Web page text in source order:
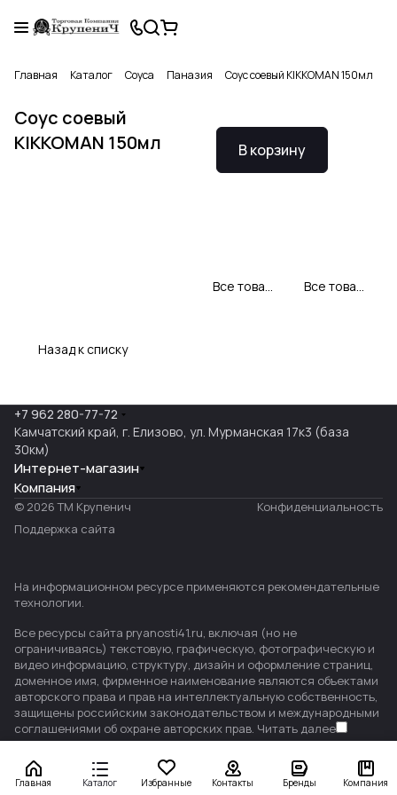
Главная Каталог Соуса Паназия Соус соевый KIKKOMAN 150мл
Соус соевый
KIKKOMAN 150мл
В корзину
Все товары KIKKOMAN Все товары категории
Назад к списку
Главная Каталог Избранные Контакты Бренды Компания
+7 962 280-77-72
Камчатский край, г. Елизово, ул. Мурманская 17к3 (база
30км)
Интернет-магазин
Компания
© 2026 ТМ Крупенич
Конфиденциальность
Поддержка сайта
На информационном ресурсе применяются рекомендательные
технологии.
Все ресурсы сайта pryanosti41.ru, включая (но не
ограничиваясь) текстовую, графическую, фотографическую и
видео информацию, структуру, дизайн и оформление страниц,
доменное имя, фирменное наименование являются объектами
авторского права и прав на интеллектуальную собственность,
защищены российским законодательством и международными
соглашениями об охране авторских прав. Читать далее